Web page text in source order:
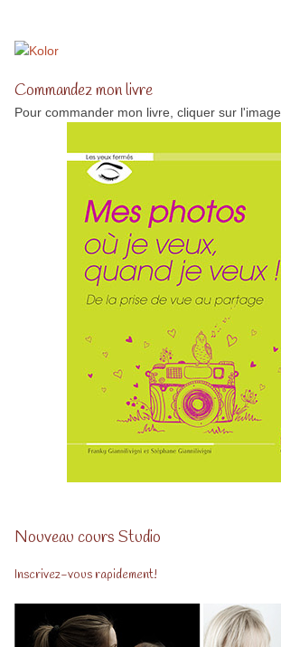
Commandez mon livre
Pour commander mon livre, cliquer sur l'image.
Nouveau cours Studio
Inscrivez-vous rapidement!